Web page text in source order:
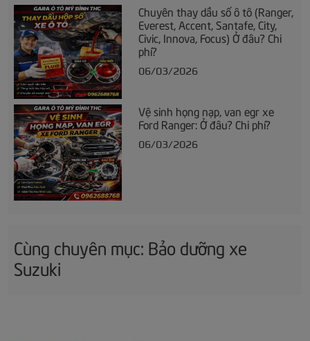
Chuyên thay dầu số ô tô (Ranger,
Everest, Accent, Santafe, City,
Civic, Innova, Focus) Ở đâu? Chi
phí?
06/03/2026
Vệ sinh họng nạp, van egr xe
Ford Ranger: Ở đâu? Chi phí?
06/03/2026
Cùng chuyên mục: Bảo dưỡng xe
Suzuki